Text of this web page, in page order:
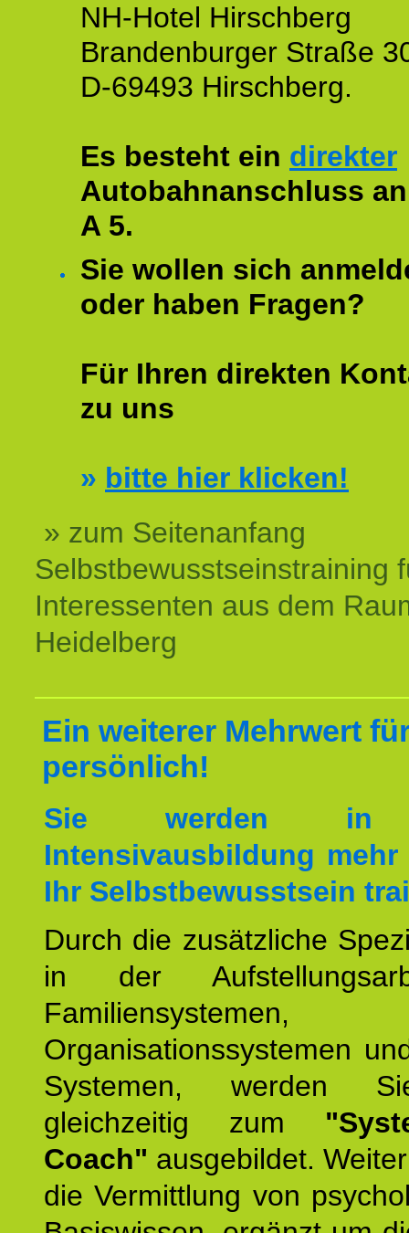
NH-Hotel Hirschberg
Brandenburger Straße
D-69493 Hirschberg.
Es besteht ein direkter
Autobahnanschluss
A 5.
Sie wollen sich
oder haben Fragen?
Für Ihren direkten
zu uns
» bitte hier klicken!
» zum Seitenanfang
Selbstbewusstseinstraining
Interessenten aus dem
Heidelberg
Ein weiterer Mehrwert
persönlich!
Sie werden in
Intensivausbildung
Ihr Selbstbewusstsein
Durch die zusätzliche
in der
Familiensystemen,
Organisationssystemen
Systemen, werden
gleichzeitig zum
Coach" ausgebildet.
die Vermittlung von